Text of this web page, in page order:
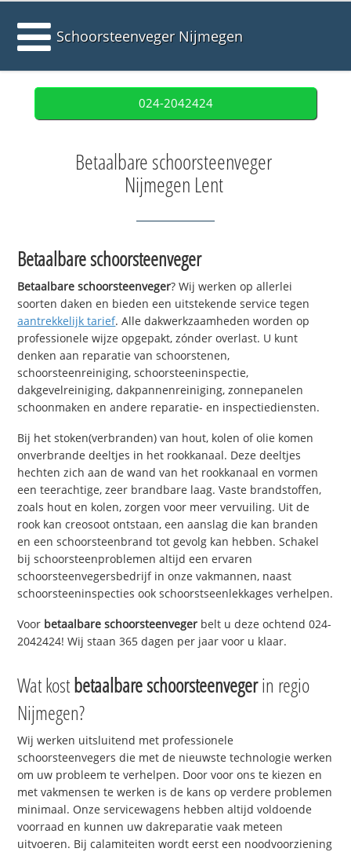
Schoorsteenveger Nijmegen
024-2042424
Betaalbare schoorsteenveger
Nijmegen Lent
Betaalbare schoorsteenveger
Betaalbare schoorsteenveger? Wij werken op allerlei
soorten daken en bieden een uitstekende service tegen
aantrekkelijk tarief. Alle dakwerkzaamheden worden op
professionele wijze opgepakt, zónder overlast. U kunt
denken aan reparatie van schoorstenen,
schoorsteenreiniging, schoorsteeninspectie,
dakgevelreiniging, dakpannenreiniging, zonnepanelen
schoonmaken en andere reparatie- en inspectiediensten.
Bij het stoken(verbranden) van hout, kolen of olie komen
onverbrande deeltjes in het rookkanaal. Deze deeltjes
hechten zich aan de wand van het rookkanaal en vormen
een teerachtige, zeer brandbare laag. Vaste brandstoffen,
zoals hout en kolen, zorgen voor meer vervuiling. Uit de
rook kan creosoot ontstaan, een aanslag die kan branden
en een schoorsteenbrand tot gevolg kan hebben. Schakel
bij schoorsteenproblemen altijd een ervaren
schoorsteenvegersbedrijf in onze vakmannen, naast
schoorsteeninspecties ook schoorstseenlekkages verhelpen.
Voor betaalbare schoorsteenveger belt u deze ochtend 024-
2042424! Wij staan 365 dagen per jaar voor u klaar.
Wat kostbetaalbare schoorsteenvegerin regio
Nijmegen?
Wij werken uitsluitend met professionele
schoorsteenvegers die met de nieuwste technologie werken
om uw probleem te verhelpen. Door voor ons te kiezen en
met vakmensen te werken is de kans op verdere problemen
minimaal. Onze servicewagens hebben altijd voldoende
voorraad en kunnen uw dakreparatie vaak meteen
uitvoeren. Bij calamiteiten wordt eerst een noodvoorziening